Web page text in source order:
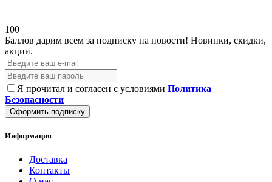
100
Баллов дарим всем за подписку на новости! Новинки, скидки,
акции.
Я прочитал и согласен с условиями Политика
Безопасности
Оформить подписку
Информация
Доставка
Контакты